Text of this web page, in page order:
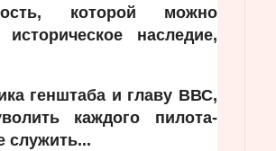
которой можно
наследие,
генштаба и главу ВВС,
каждого пилота-
служить...